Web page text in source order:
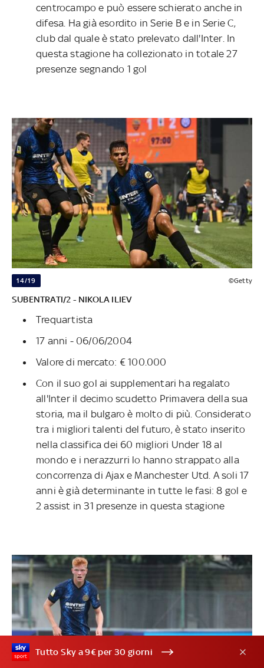
centrocampo e può essere schierato anche in
difesa. Ha già esordito in Serie B e in Serie C,
club dal quale è stato prelevato dall'Inter. In
questa stagione ha collezionato in totale 27
presenze segnando 1 gol
14/19 ©Getty
SUBENTRATI/2 - NIKOLA ILIEV
Trequartista
17 anni - 06/06/2004
Valore di mercato: € 100.000
Con il suo gol ai supplementari ha regalato
all'Inter il decimo scudetto Primavera della sua
storia, ma il bulgaro è molto di più. Considerato
tra i migliori talenti del futuro, è stato inserito
nella classifica dei 60 migliori Under 18 al
mondo e i nerazzurri lo hanno strappato alla
concorrenza di Ajax e Manchester Utd. A soli 17
anni è già determinante in tutte le fasi: 8 gol e
2 assist in 31 presenze in questa stagione
Tutto Sky a 9€ per 30 giorni